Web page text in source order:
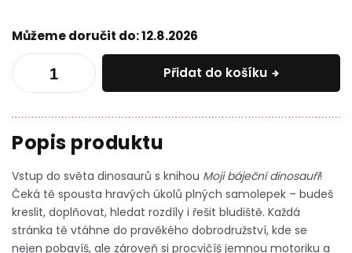
Můžeme doručit do:12.8.2026
Přidat do košíku
Vstup do světa dinosaurů s knihou Moji báječní dinosauři!
Čeká tě spousta hravých úkolů plných samolepek – budeš
kreslit, doplňovat, hledat rozdíly i řešit bludiště. Každá
stránka tě vtáhne do pravěkého dobrodružství, kde se
nejen pobavíš, ale zároveň si procvičíš jemnou motoriku a